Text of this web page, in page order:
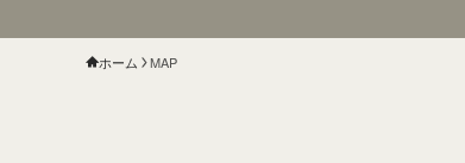
ホーム MAP